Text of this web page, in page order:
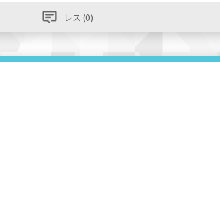
レス (0)